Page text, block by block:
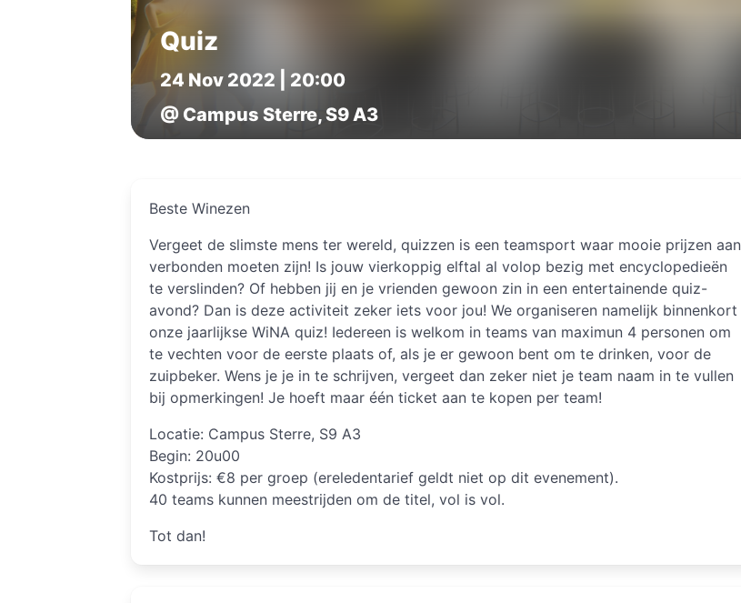
Quiz
24 Nov 2022 | 20:00
@ Campus Sterre, S9 A3
Beste Winezen
Vergeet de slimste mens ter wereld, quizzen is een teamsport waar mooie prijzen aan
verbonden moeten zijn! Is jouw vierkoppig elftal al volop bezig met encyclopedieën
te verslinden? Of hebben jij en je vrienden gewoon zin in een entertainende quiz-
avond? Dan is deze activiteit zeker iets voor jou! We organiseren namelijk binnenkort
onze jaarlijkse WiNA quiz! Iedereen is welkom in teams van maximun 4 personen om
te vechten voor de eerste plaats of, als je er gewoon bent om te drinken, voor de
zuipbeker. Wens je je in te schrijven, vergeet dan zeker niet je team naam in te vullen
bij opmerkingen! Je hoeft maar één ticket aan te kopen per team!
Locatie: Campus Sterre, S9 A3
Begin: 20u00
Kostprijs: €8 per groep (ereledentarief geldt niet op dit evenement).
40 teams kunnen meestrijden om de titel, vol is vol.
Tot dan!